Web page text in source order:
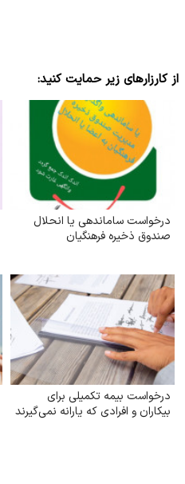
از کارزارهای زیر حمایت کنید:
درخواست ساماندهی یا انحلال
صندوق ذخیره فرهنگیان
درخواست بیمه تکمیلی برای
بیکاران و افرادی که یارانه نمی‌گیرند